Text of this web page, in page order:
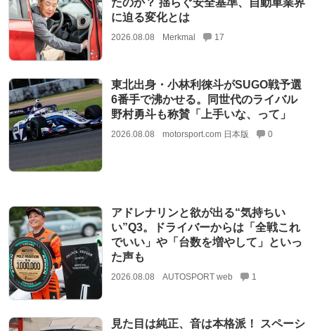
たのか？ 揺らぐ安全基準、自動車業界
に迫る変化とは
2026.08.08 Merkmal 17
東北出身・小林利徠斗がSUGO戦予選
6番手で沸かせる。同世代のライバル
野村勇斗も称賛「上手いな、って」
2026.08.08 motorsport.com 日本版 0
アドレナリンと欲が出る“気持ちい
い”Q3。ドライバーからは「全戦これ
でいい」や「台数を増やして」といっ
た声も
2026.08.08 AUTOSPORT web 1
見た目は純正、音は本格派！ スペーシ